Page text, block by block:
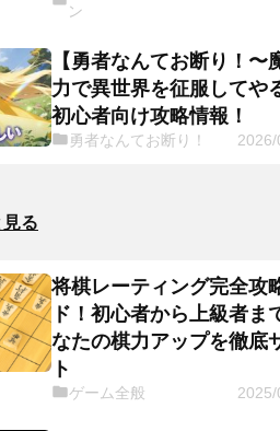
ン
【勇者なんてお断り！〜
力で異世界を征服してや
初心者向け攻略情報！
勇者なんてお断り！
見る
将棋レーティング完全攻
ド！初心者から上級者ま
なたの棋力アップを徹底
ト
ゲーム全般